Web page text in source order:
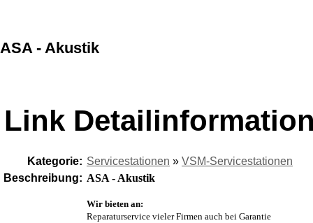
ASA - Akustik
Link
Kategorie: Servicestationen » VSM-Servicestationen
Beschreibung: ASA - Akustik
Wir bieten an:
Reparaturservice vieler Firmen auch bei Garantie